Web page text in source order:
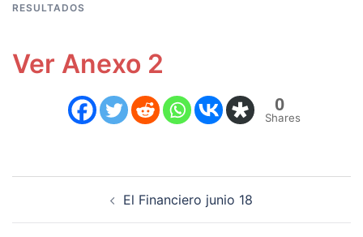
RESULTADOS
Ver Anexo 2
0
Shares
El Financiero junio 18